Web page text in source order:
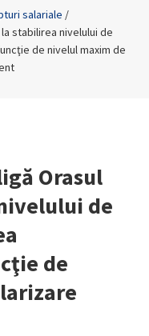
salariale /
stabilirea nivelului de
de nivelul maxim de
Orasul
de
de